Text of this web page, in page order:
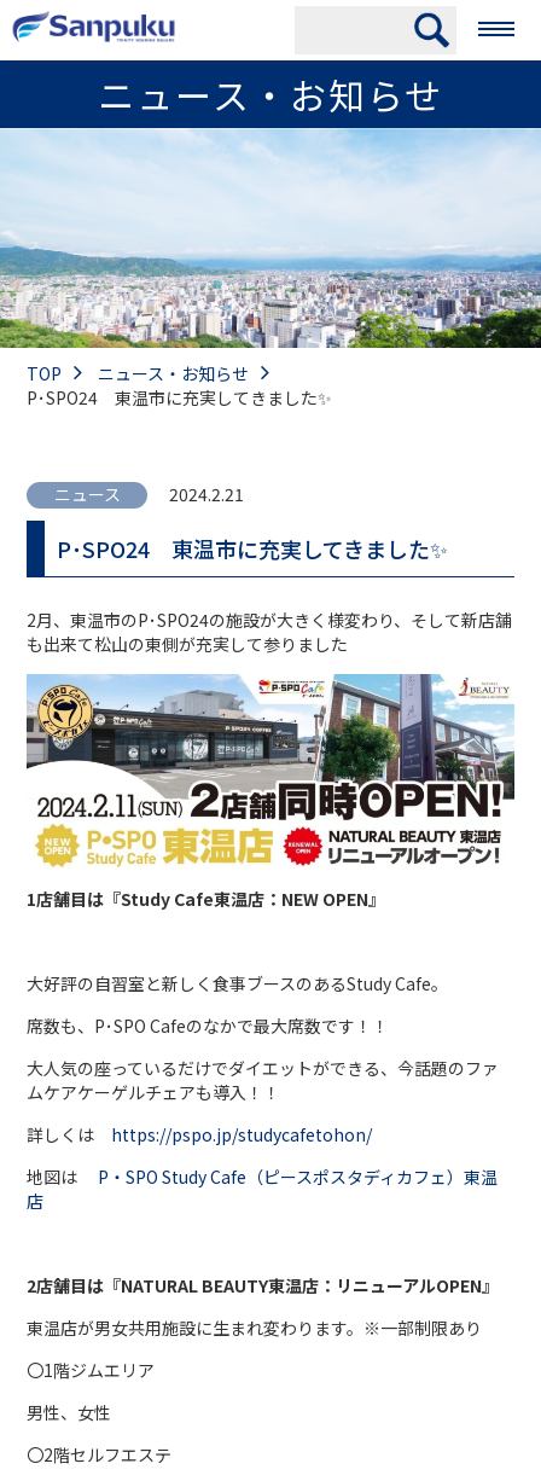
ニュース・お知らせ
TOP
ニュース・お知らせ
P･SPO24 東温市に充実してきました✨
ニュース 2024.2.21
P･SPO24 東温市に充実してきました✨
2月、東温市のP･SPO24の施設が大きく様変わり、そして新店舗
も出来て松山の東側が充実して参りました
1店舗目は『Study Cafe東温店：NEW OPEN』
大好評の自習室と新しく食事ブースのあるStudy Cafe。
席数も、P･SPO Cafeのなかで最大席数です！！
大人気の座っているだけでダイエットができる、今話題のファ
ムケアケーゲルチェアも導入！！
詳しくは https://pspo.jp/studycafetohon/
地図は
P・SPO Study Cafe（ピースポスタディカフェ）東温
店
2店舗目は『NATURAL BEAUTY東温店：リニューアルOPEN』
東温店が男女共用施設に生まれ変わります。※一部制限あり
〇1階ジムエリア
男性、女性
〇2階セルフエステ